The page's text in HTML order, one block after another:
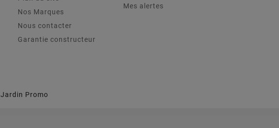
Nos Marques
Nous contacter
Garantie constructeur
Mes alertes
Jardin Promo